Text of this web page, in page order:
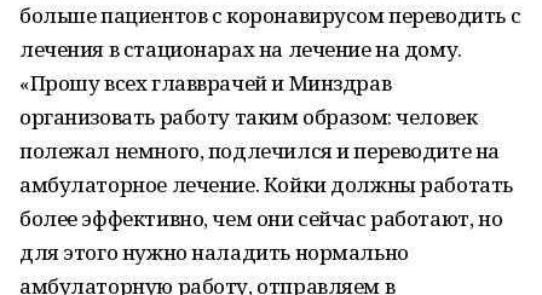
больше пациентов с коронавирусом переводить с
лечения в стационарах на лечение на дому.
«Прошу всех главврачей и Минздрав
организовать работу таким образом: человек
полежал немного, подлечился и переводите на
амбулаторное лечение. Койки должны работать
более эффективно, чем они сейчас работают, но
для этого нужно наладить нормально
амбулаторную работу, отправляем в